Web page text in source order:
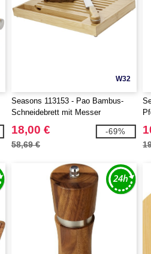
W32
Seasons 113153 - Pao Bambus-
Schneidebrett mit Messer
18,00 €
58,69 €
-69%